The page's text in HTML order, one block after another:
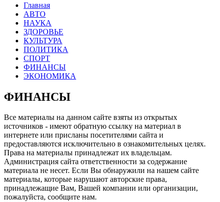
Главная
АВТО
НАУКА
ЗДОРОВЬЕ
КУЛЬТУРА
ПОЛИТИКА
СПОРТ
ФИНАНСЫ
ЭКОНОМИКА
ФИНАНСЫ
Все материалы на данном сайте взяты из открытых
источников - имеют обратную ссылку на материал в
интернете или присланы посетителями сайта и
предоставляются исключительно в ознакомительных целях.
Права на материалы принадлежат их владельцам.
Администрация сайта ответственности за содержание
материала не несет. Если Вы обнаружили на нашем сайте
материалы, которые нарушают авторские права,
принадлежащие Вам, Вашей компании или организации,
пожалуйста, сообщите нам.